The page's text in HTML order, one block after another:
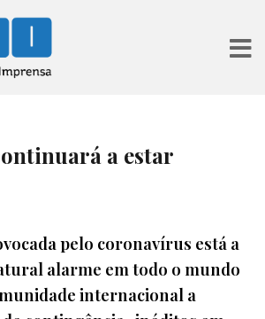
a estar
pelo coronavírus está a
alarme em todo o mundo
internacional a